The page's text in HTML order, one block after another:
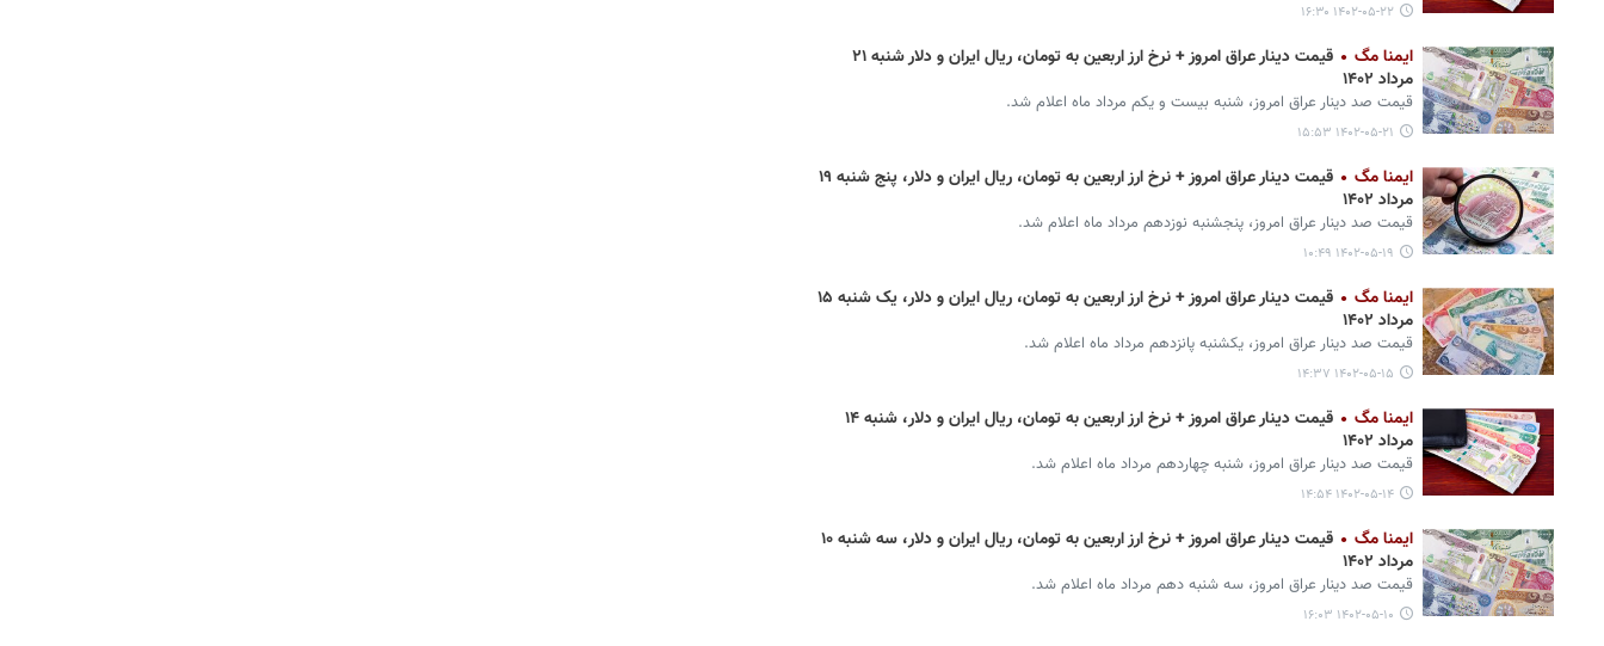
۱۴۰۲-۰۵-۲۲ ۱۶:۳۰
ایمنا مگ
قیمت دینار عراق امروز + نرخ ارز اربعین به تومان، ریال ایران و دلار شنبه ۲۱
مرداد ۱۴۰۲
قیمت صد دینار عراق امروز، شنبه بیست و یکم مرداد ماه اعلام شد.
۱۴۰۲-۰۵-۲۱ ۱۵:۵۳
ایمنا مگ
قیمت دینار عراق امروز + نرخ ارز اربعین به تومان، ریال ایران و دلار، پنج شنبه ۱۹
مرداد ۱۴۰۲
قیمت صد دینار عراق امروز، پنجشنبه نوزدهم مرداد ماه اعلام شد.
۱۴۰۲-۰۵-۱۹ ۱۰:۴۹
ایمنا مگ
قیمت دینار عراق امروز + نرخ ارز اربعین به تومان، ریال ایران و دلار، یک شنبه ۱۵
مرداد ۱۴۰۲
قیمت صد دینار عراق امروز، یکشنبه پانزدهم مرداد ماه اعلام شد.
۱۴۰۲-۰۵-۱۵ ۱۴:۳۷
ایمنا مگ
قیمت دینار عراق امروز + نرخ ارز اربعین به تومان، ریال ایران و دلار، شنبه ۱۴
مرداد ۱۴۰۲
قیمت صد دینار عراق امروز، شنبه چهاردهم مرداد ماه اعلام شد.
۱۴۰۲-۰۵-۱۴ ۱۴:۵۴
ایمنا مگ
قیمت دینار عراق امروز + نرخ ارز اربعین به تومان، ریال ایران و دلار، سه شنبه ۱۰
مرداد ۱۴۰۲
قیمت صد دینار عراق امروز، سه شنبه دهم مرداد ماه اعلام شد.
۱۴۰۲-۰۵-۱۰ ۱۶:۰۳